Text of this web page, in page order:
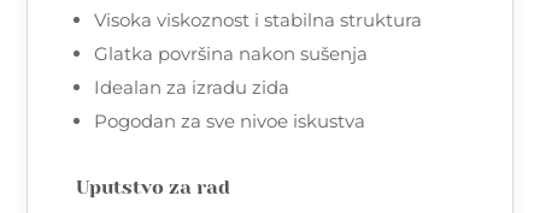
Visoka viskoznost i stabilna struktura
Glatka površina nakon sušenja
Idealan za izradu zida
Pogodan za sve nivoe iskustva
Uputstvo za rad